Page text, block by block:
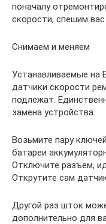
поначалу
скорости, спешим вас
Снимаем и меняем
Устанавливаемые на
датчики скорости
подлежат.
замена устройства.
Возьмите пару
батареи
Отключите разъем,
Открутите сам
Другой раз шток
дополнительно для